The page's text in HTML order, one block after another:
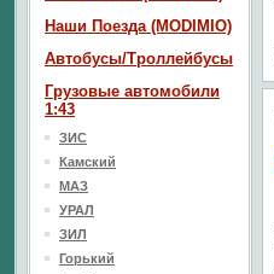
Наши Поезда (MODIMIO)
Автобусы/Троллейбусы
Грузовые автомобили
1:43
ЗИС
Камский
МАЗ
УРАЛ
ЗИЛ
Горький